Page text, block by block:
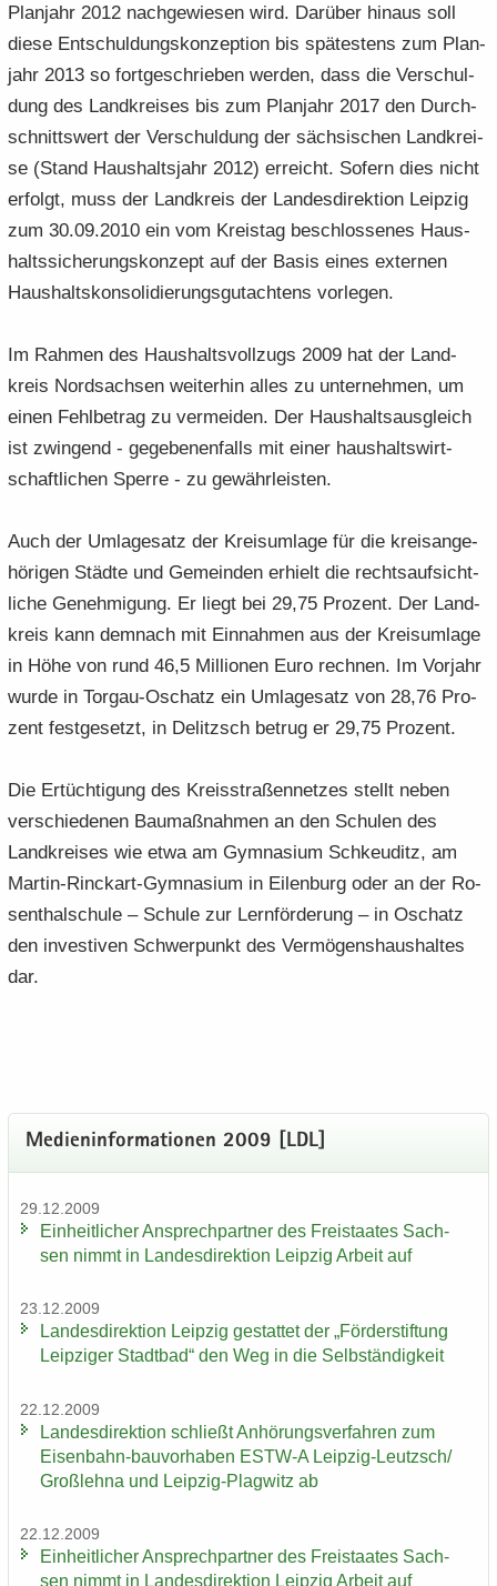
Plan­jahr 2012 nach­ge­wie­sen wird. Dar­über hin­aus soll
diese Ent­schul­dungs­kon­zep­ti­on bis spä­tes­tens zum Plan­
jahr 2013 so fort­ge­schrie­ben wer­den, dass die Ver­schul­
dung des Land­krei­ses bis zum Plan­jahr 2017 den Durch­
schnitts­wert der Ver­schul­dung der säch­si­schen Land­krei­
se (Stand Haus­halts­jahr 2012) er­reicht. So­fern dies nicht
er­folgt, muss der Land­kreis der Lan­des­di­rek­ti­on Leip­zig
zum 30.09.2010 ein vom Kreis­tag be­schlos­se­nes Haus­
halts­si­che­rungs­kon­zept auf der Basis eines ex­ter­nen
Haus­halts­kon­so­li­die­rungs­gut­ach­tens vor­le­gen.
Im Rah­men des Haus­halts­voll­zugs 2009 hat der Land­
kreis Nord­sach­sen wei­ter­hin alles zu un­ter­neh­men, um
einen Fehl­be­trag zu ver­mei­den. Der Haus­halts­aus­gleich
ist zwin­gend - ge­ge­be­nen­falls mit einer haus­halts­wirt­
schaft­li­chen Sper­re - zu ge­währ­leis­ten.
Auch der Um­la­ge­satz der Kreis­um­la­ge für die kreis­an­ge­
hö­ri­gen Städ­te und Ge­mein­den er­hielt die rechts­auf­sicht­
li­che Ge­neh­mi­gung. Er liegt bei 29,75 Pro­zent. Der Land­
kreis kann dem­nach mit Ein­nah­men aus der Kreis­um­la­ge
in Höhe von rund 46,5 Mil­lio­nen Euro rech­nen. Im Vor­jahr
wurde in Torgau-​Oschatz ein Um­la­ge­satz von 28,76 Pro­
zent fest­ge­setzt, in De­litzsch be­trug er 29,75 Pro­zent.
Die Er­tüch­ti­gung des Kreis­stra­ßen­net­zes stellt neben
ver­schie­de­nen Bau­maß­nah­men an den Schu­len des
Land­krei­ses wie etwa am Gym­na­si­um Schkeu­ditz, am
Martin-​Rinckart-Gymnasium in Ei­len­burg oder an der Ro­
senthal­schu­le – Schu­le zur Lern­för­de­rung – in Oschatz
den in­ves­ti­ven Schwer­punkt des Ver­mö­gens­haus­hal­tes
dar.
Me­di­en­in­for­ma­tio­nen 2009 [LDL]
29.12.2009
Ein­heit­li­cher An­sprech­part­ner des Frei­staa­tes Sach­
sen nimmt in Lan­des­di­rek­ti­on Leip­zig Ar­beit auf
23.12.2009
Lan­des­di­rek­ti­on Leip­zig ge­stat­tet der „För­der­stif­tung
Leip­zi­ger Stadt­bad“ den Weg in die Selb­stän­dig­keit
22.12.2009
Lan­des­di­rek­ti­on schließt An­hö­rungs­ver­fah­ren zum
Eisenbahn-​bauvorhaben ESTW-​A Leipzig-​Leutzsch/
Groß­leh­na und Leipzig-​Plagwitz ab
22.12.2009
Ein­heit­li­cher An­sprech­part­ner des Frei­staa­tes Sach­
sen nimmt in Lan­des­di­rek­ti­on Leip­zig Ar­beit auf